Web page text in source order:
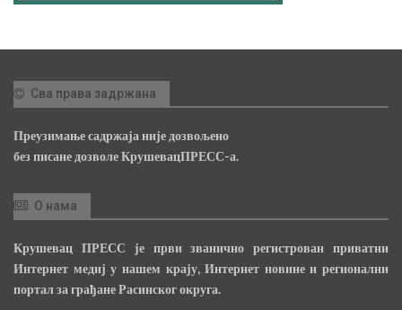
Сва права задржана
Преузимање садржаја није дозвољено
без писане дозволе КрушевацПРЕСС-а.
О нама
Крушевац ПРЕСС је први званично регистрован приватни
Интернет медиј у нашем крају, Интернет новине и регионални
портал за грађане Расинског округа.